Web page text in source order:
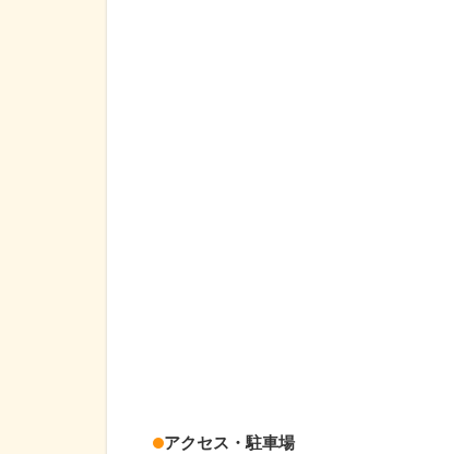
アクセス・駐車場